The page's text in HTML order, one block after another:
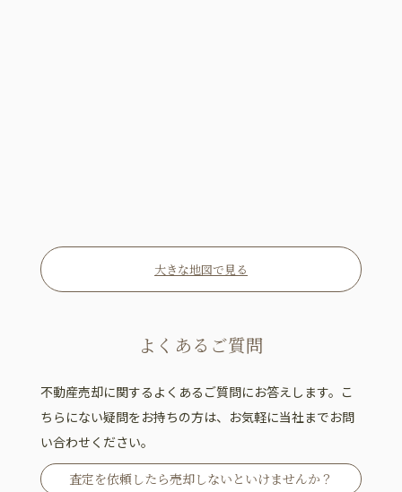
大きな地図で見る
よくあるご質問
不動産売却に関するよくあるご質問にお答えします。こ
ちらにない疑問をお持ちの方は、お気軽に当社までお問
い合わせください。
査定を依頼したら売却しないといけませんか？